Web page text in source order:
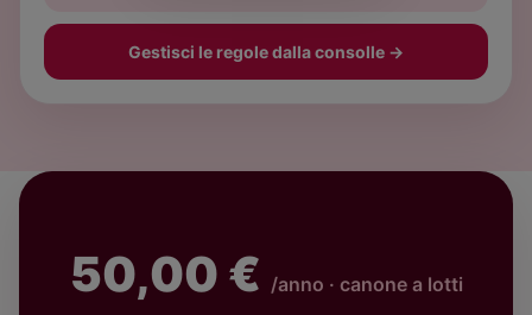
Gestisci le regole dalla consolle →
50,00 € /anno · canone a lotti